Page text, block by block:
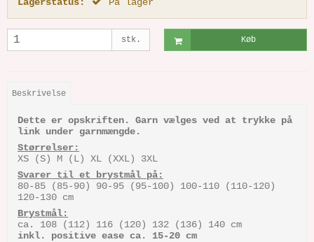
stk. Køb
Beskrivelse
Dette er opskriften. Garn vælges ved at trykke på
link under garnmængde.
Størrelser:
XS (S) M (L) XL (XXL) 3XL
Svarer til et brystmål på:
80-85 (85-90) 90-95 (95-100) 100-110 (110-120)
120-130 cm
Brystmål:
ca. 108 (112) 116 (120) 132 (136) 140 cm
inkl. positive ease ca. 15-20 cm